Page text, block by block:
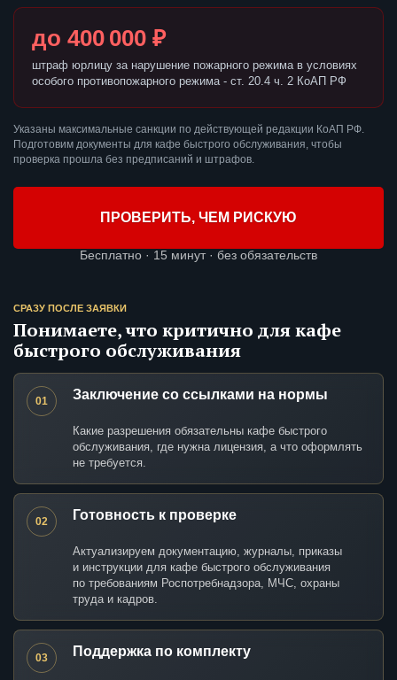
до 400 000 ₽
штраф юрлицу за нарушение пожарного режима в условиях
особого противопожарного режима - ст. 20.4 ч. 2 КоАП РФ
Указаны максимальные санкции по действующей редакции КоАП РФ.
Подготовим документы для кафе быстрого обслуживания, чтобы
проверка прошла без предписаний и штрафов.
ПРОВЕРИТЬ, ЧЕМ РИСКУЮ
Бесплатно · 15 минут · без обязательств
СРАЗУ ПОСЛЕ ЗАЯВКИ
Понимаете, что критично для кафе
быстрого обслуживания
01 Заключение со ссылками на нормы
Какие разрешения обязательны кафе быстрого
обслуживания, где нужна лицензия, а что оформлять
не требуется.
02 Готовность к проверке
Актуализируем документацию, журналы, приказы
и инструкции для кафе быстрого обслуживания
по требованиям Роспотребнадзора, МЧС, охраны
труда и кадров.
03 Поддержка по комплекту